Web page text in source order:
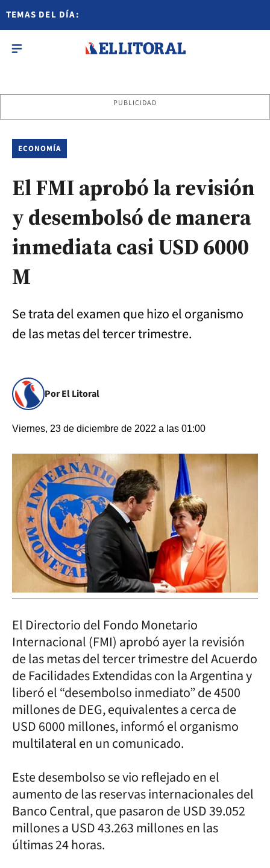
TEMAS DEL DÍA:
PUBLICIDAD
ECONOMÍA
El FMI aprobó la revisión
y desembolsó de manera
inmediata casi USD 6000
M
Se trata del examen que hizo el organismo
de las metas del tercer trimestre.
Por El Litoral
Viernes, 23 de diciembre de 2022 a las 01:00
El Directorio del Fondo Monetario
Internacional (FMI) aprobó ayer la revisión
de las metas del tercer trimestre del Acuerdo
de Facilidades Extendidas con la Argentina y
liberó el “desembolso inmediato” de 4500
millones de DEG, equivalentes a cerca de
USD 6000 millones, informó el organismo
multilateral en un comunicado.
Este desembolso se vio reflejado en el
aumento de las reservas internacionales del
Banco Central, que pasaron de USD 39.052
millones a USD 43.263 millones en las
últimas 24 horas.